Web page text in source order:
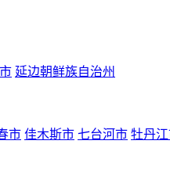
延边朝鲜族自治州
市 佳木斯市 七台河市 牡丹